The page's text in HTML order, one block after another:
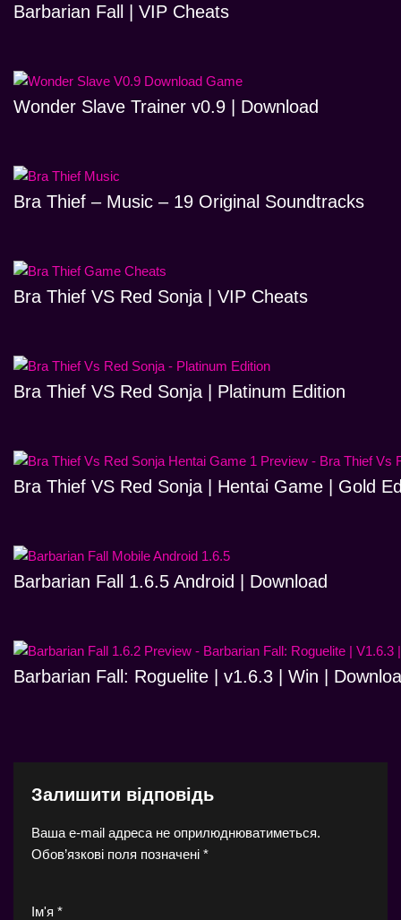
Barbarian Fall | VIP Cheats
Wonder Slave Trainer v0.9 | Download
Bra Thief – Music – 19 Original Soundtracks
Bra Thief VS Red Sonja | VIP Cheats
Bra Thief VS Red Sonja | Platinum Edition
Bra Thief VS Red Sonja | Hentai Game | Gold
Barbarian Fall 1.6.5 Android | Download
Barbarian Fall: Roguelite | v1.6.3 | Win |
Залишити відповідь
Ваша e-mail адреса не оприлюднюватиметься.
Обов’язкові поля позначені *
Ім'я *